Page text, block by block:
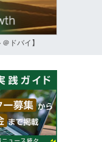
ドバイ】